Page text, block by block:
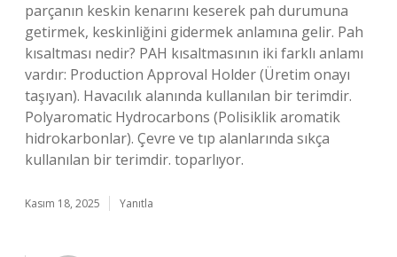
parçanın keskin kenarını keserek pah durumuna
getirmek, keskinliğini gidermek anlamına gelir. Pah
kısaltması nedir? PAH kısaltmasının iki farklı anlamı
vardır: Production Approval Holder (Üretim onayı
taşıyan). Havacılık alanında kullanılan bir terimdir.
Polyaromatic Hydrocarbons (Polisiklik aromatik
hidrokarbonlar). Çevre ve tıp alanlarında sıkça
kullanılan bir terimdir. toparlıyor.
Kasım 18, 2025 Yanıtla